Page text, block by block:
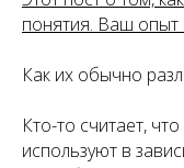
понятия. Ваш опыт
Как их обычно
Кто-то считает,
используют в